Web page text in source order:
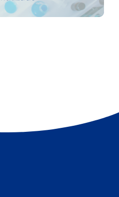
científica.